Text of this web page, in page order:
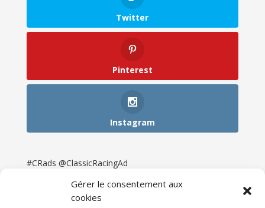
Gérer le consentement aux
cookies
Twitter
Pinterest
Instagram
#CRads @ClassicRacingAd